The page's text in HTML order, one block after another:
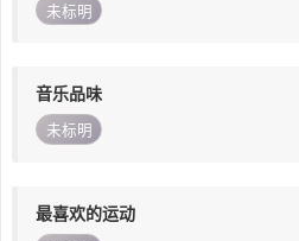
未标明
音乐品味
未标明
最喜欢的运动